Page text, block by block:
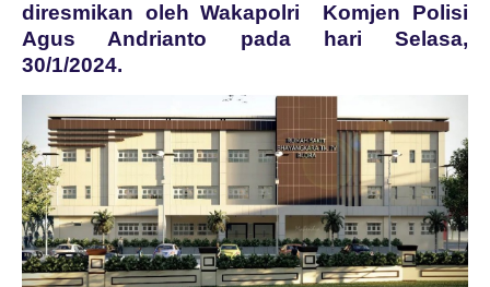
diresmikan oleh Wakapolri Komjen Polisi
Agus Andrianto pada hari Selasa,
30/1/2024.